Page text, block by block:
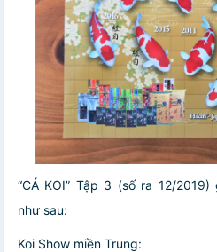
“CÁ KOI” Tập 3 (số ra 12/
như sau:
Koi Show miền Trung: